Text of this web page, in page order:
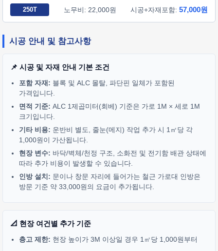
250T 노무비: 22,000원 시공+자재포함: 57,000원
시공 안내 및 참고사항
📌 시공 및 자재 안내 기본 조건
포함 자재: 블록 및 ALC 몰탈, 파단핀 일체가 포함된
가격입니다.
면적 기준: ALC 1제곱미터(회베) 기준은 가로 1M × 세로 1M
크기입니다.
기타 비용: 운반비 별도, 줄눈(메지) 작업 추가 시 1㎡당 각
1,000원이 가산됩니다.
현장 변수: 바닥/벽체/천정 구조, 소화전 및 전기함 배관 상태에
따라 추가 비용이 발생할 수 있습니다.
인방 설치: 문이나 창문 자리에 들어가는 철근 가로대 인방은
방문 기준 약 33,000원의 요금이 추가됩니다.
📐 현장 여건별 추가 기준
층고 제한: 현장 높이가 3M 이상일 경우 1㎡당 1,000원부터